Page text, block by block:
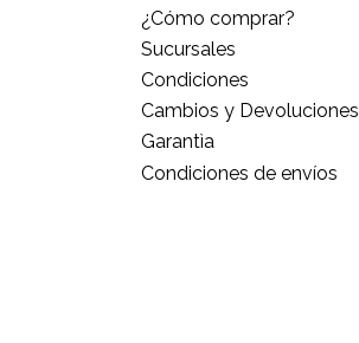
¿Cómo comprar?
Sucursales
Condiciones
Cambios y Devoluciones
Garantìa
Condiciones de envíos